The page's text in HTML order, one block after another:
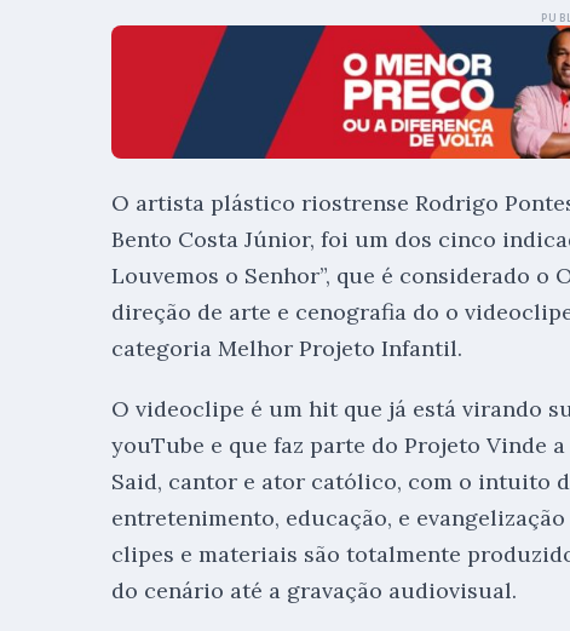
O artista plástico riostrense Rodrigo
Bento Costa Júnior, foi um dos cinco
Louvemos o Senhor”, que é considerado
direção de arte e cenografia do o
categoria Melhor Projeto Infantil.
O videoclipe é um hit que já está virando
youTube e que faz parte do Projeto Vinde
Said, cantor e ator católico, com o intuito
entretenimento, educação, e
clipes e materiais são totalmente
do cenário até a gravação audiovisual.